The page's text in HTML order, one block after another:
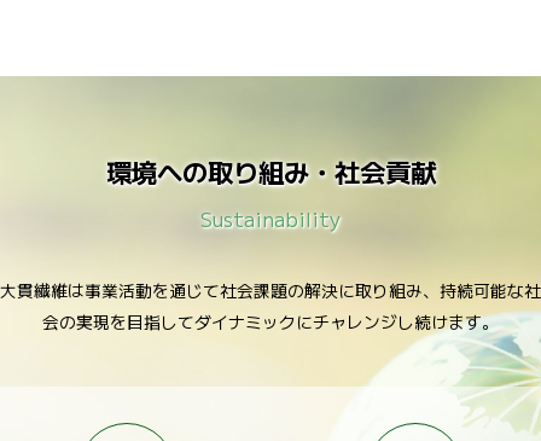
環境への取り組み・社会貢献
Sustainability
大貫繊維は事業活動を通じて社会課題の解決に取り組み、 持続可能な社
会の実現を目指してダイナミックにチャレンジし続けます。